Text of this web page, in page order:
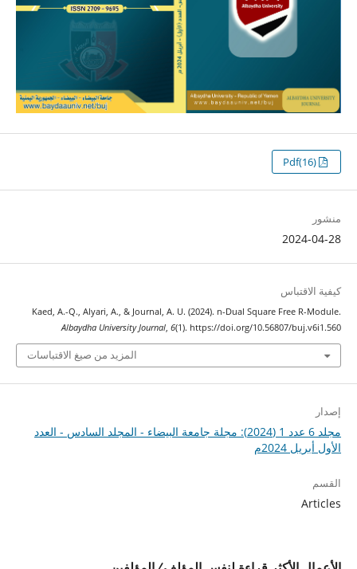
Pdf(16)
منشور
2024-04-28
كيفية الاقتباس
Kaed, A.-Q., Alyari, A., & Journal, A. U. (2024). n-Dual Square Free R-Module.
Albaydha University Journal ,6(1). https://doi.org/10.56807/buj.v6i1.560
المزيد من صيغ الاقتباسات
إصدار
مجلد 6 عدد 1 (2024): مجلة جامعة البيضاء - المجلد السادس - العدد
الأول أبريل 2024م
القسم
Articles